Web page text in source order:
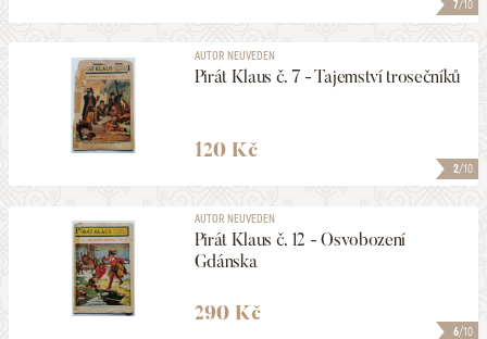
7/10
2/10
AUTOR NEUVEDEN
Pirát Klaus č. 7 - Tajemství trosečníků
120 Kč
6/10
AUTOR NEUVEDEN
Pirát Klaus č. 12 - Osvobození
Gdánska
290 Kč